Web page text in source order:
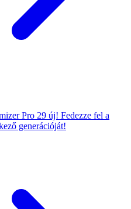
Pro 29 új! Fedezze fel a
generációját!